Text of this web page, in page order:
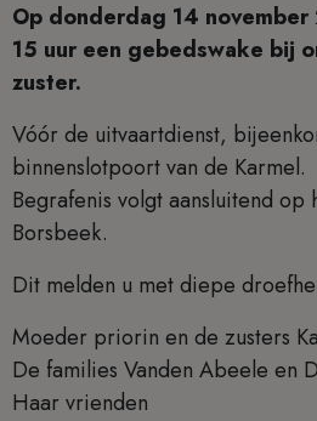
Op donderdag 14
15 uur een gebedswake bij
zuster.
Vóór de uitvaartdienst,
binnenslotpoort van de Karmel.
Begrafenis volgt aansluitend op
Borsbeek.
Dit melden u met diepe
Moeder priorin en de zusters
De families Vanden Abeele en
Haar vrienden